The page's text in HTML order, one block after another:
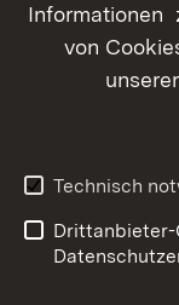
Datenschutz
Informationen
von
unserer
Technisch
Drittanbieter-